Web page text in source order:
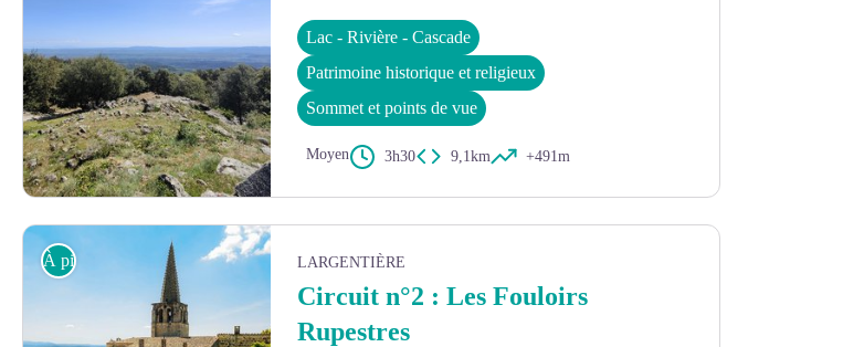
Lac - Rivière - Cascade
Patrimoine historique et religieux
Sommet et points de vue
Moyen 3h30 9,1km +491m
À pied LARGENTIÈRE
Circuit n°2 : Les Fouloirs
Rupestres